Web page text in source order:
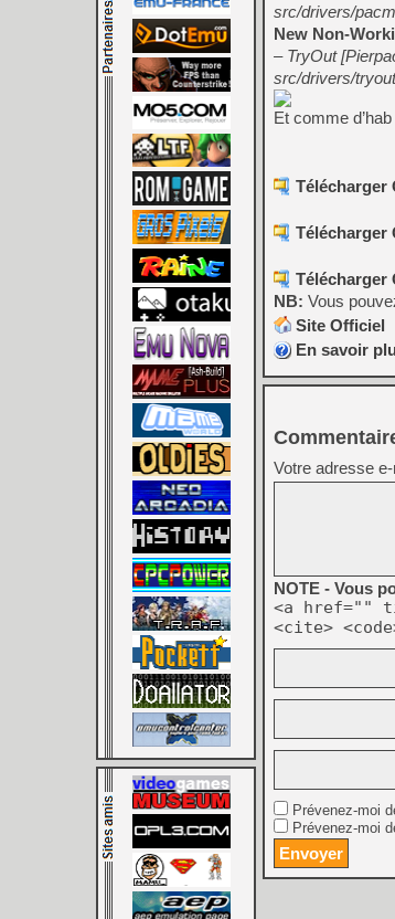
src/drivers/
New Non-
– TryOut
src/drivers/
Et comme
Télécharger
Télécharger
Télécharger
NB: Vous
Site Officiel
En savoir
Votre adresse
NOTE - Vous
<a href=""
<cite>
Prévenez-moi
Prévenez-moi